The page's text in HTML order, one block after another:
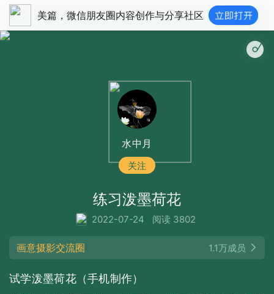
美篇，微信朋友圈内容创作与分享社区
水中月
关注
练习泼墨荷花
2022-07-24 阅读 3802
画意摄影交流圈 1.1万成员
试学泼墨荷花（手机制作）
夜空的寂静 (钢琴曲)